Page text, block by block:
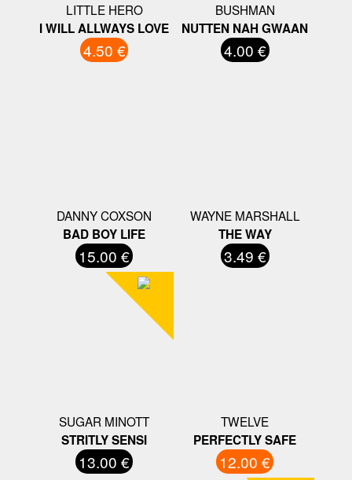
LITTLE HERO
I WILL ALLWAYS LOVE
4.50 €
BUSHMAN
NUTTEN NAH GWAAN
4.00 €
DANNY COXSON
BAD BOY LIFE
15.00 €
WAYNE MARSHALL
THE WAY
3.49 €
SUGAR MINOTT
STRITLY SENSI
13.00 €
TWELVE
PERFECTLY SAFE
12.00 €